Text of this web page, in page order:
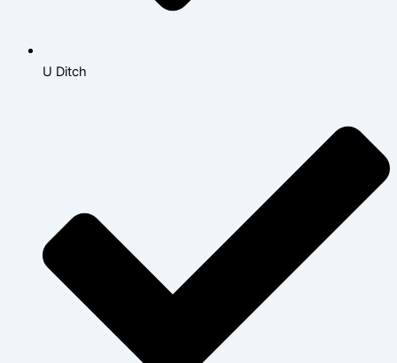
U Ditch